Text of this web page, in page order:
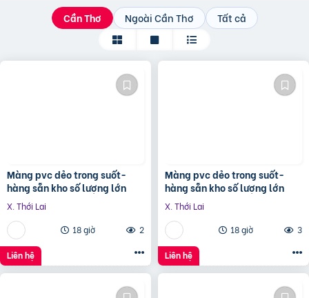
Cần Thơ Ngoài Cần Thơ Tất cả
Màng pvc dẻo trong suốt-
hàng sẵn kho số lượng lớn
X. Thới Lai
18 giờ
2
Liên hệ
Màng pvc dẻo trong suốt-
hàng sẵn kho số lượng lớn
X. Thới Lai
18 giờ
3
Liên hệ